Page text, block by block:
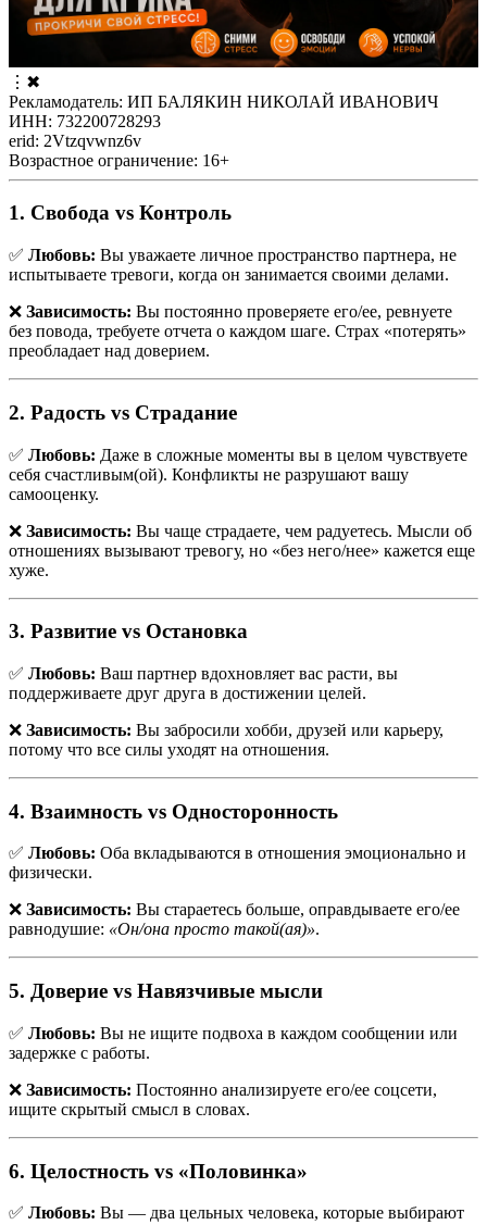
⋮ ✖
Рекламодатель: ИП БАЛЯКИН НИКОЛАЙ ИВАНОВИЧ
ИНН: 732200728293
erid: 2Vtzqvwnz6v
Возрастное ограничение: 16+
1. Свобода vs Контроль
✅ Любовь: Вы уважаете личное пространство партнера, не
испытываете тревоги, когда он занимается своими делами.
❌ Зависимость: Вы постоянно проверяете его/ее, ревнуете
без повода, требуете отчета о каждом шаге. Страх «потерять»
преобладает над доверием.
2. Радость vs Страдание
✅ Любовь: Даже в сложные моменты вы в целом чувствуете
себя счастливым(ой). Конфликты не разрушают вашу
самооценку.
❌ Зависимость: Вы чаще страдаете, чем радуетесь. Мысли об
отношениях вызывают тревогу, но «без него/нее» кажется еще
хуже.
3. Развитие vs Остановка
✅ Любовь: Ваш партнер вдохновляет вас расти, вы
поддерживаете друг друга в достижении целей.
❌ Зависимость: Вы забросили хобби, друзей или карьеру,
потому что все силы уходят на отношения.
4. Взаимность vs Односторонность
✅ Любовь: Оба вкладываются в отношения эмоционально и
физически.
❌ Зависимость: Вы стараетесь больше, оправдываете его/ее
равнодушие: «Он/она просто такой(ая)».
5. Доверие vs Навязчивые мысли
✅ Любовь: Вы не ищите подвоха в каждом сообщении или
задержке с работы.
❌ Зависимость: Постоянно анализируете его/ее соцсети,
ищите скрытый смысл в словах.
6. Целостность vs «Половинка»
✅ Любовь: Вы — два цельных человека, которые выбирают